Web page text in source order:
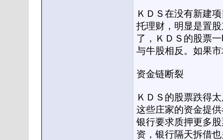
ＫＤＳ在没有新建
托理财，明显是置
了，ＫＤＳ的股票
与牛股相反。如果
资金链断裂
ＫＤＳ的股票跌得
这些庄家的资金提
银行要求质押更多
资，银行隔天拆借